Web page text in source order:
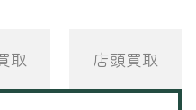
取 店頭買取